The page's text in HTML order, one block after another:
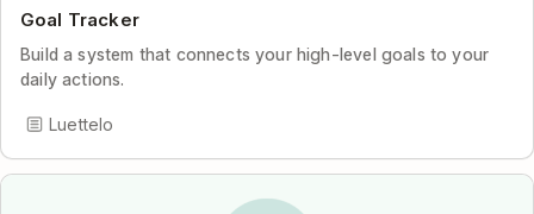
Goal Tracker
Build a system that connects your high-level goals to your
daily actions.
Luettelo